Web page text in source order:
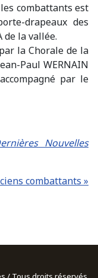
combattants est
drapeaux des
de la vallée.
la Chorale de la
Paul WERNAIN
par le
Nouvelles
combattants »